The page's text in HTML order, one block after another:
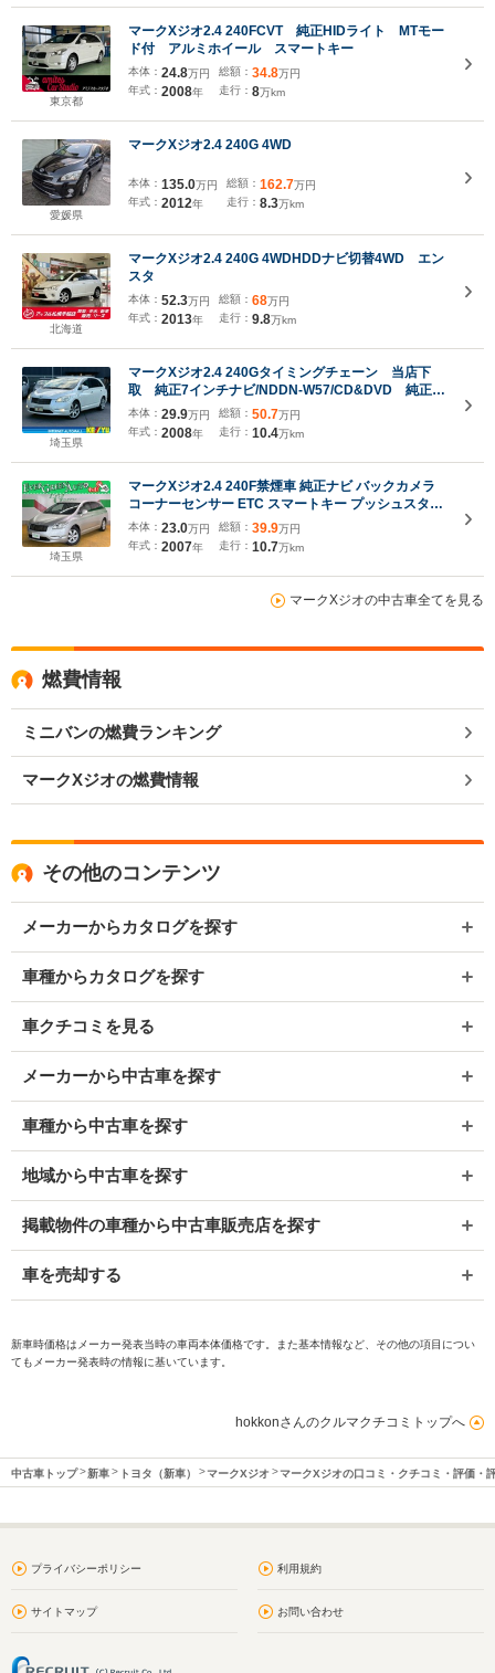
東京都
マークXジオ2.4 240FCVT 純正HIDライト MTモー
ド付 アルミホイール スマートキー
本体： 24.8万円
年式： 2008年
総額： 34.8万円
走行： 8万km
愛媛県
マークXジオ2.4 240G 4WD
本体： 135.0万円
年式： 2012年
総額： 162.7万円
走行： 8.3万km
北海道
マークXジオ2.4 240G 4WDHDDナビ切替4WD エン
スタ
本体： 52.3万円
年式： 2013年
総額： 68万円
走行： 9.8万km
埼玉県
マークXジオ2.4 240Gタイミングチェーン 当店下
取 純正7インチナビ/NDDN-W57/CD&DVD 純正18
インチアルミ/PRACTIVA/2025年製夏タイヤ 記録
簿 保証書 電動シート スペアキー プライバシー
ガラス
本体： 29.9万円
年式： 2008年
総額： 50.7万円
走行： 10.4万km
埼玉県
マークXジオ2.4 240F禁煙車 純正ナビ バックカメラ
コーナーセンサー ETC スマートキー プッシュスター
ト HIDヘッドライト フォグランプ 横滑り防止装置 MT
モード付AT 革巻ステアリング 純正16インチアルミホ
イール DVD再生 CD
本体： 23.0万円
年式： 2007年
総額： 39.9万円
走行： 10.7万km
マークXジオの中古車全てを見る
燃費情報
ミニバンの燃費ランキング
マークXジオの燃費情報
その他のコンテンツ
メーカーからカタログを探す
車種からカタログを探す
車クチコミを見る
メーカーから中古車を探す
車種から中古車を探す
地域から中古車を探す
掲載物件の車種から中古車販売店を探す
車を売却する
新車時価格はメーカー発表当時の車両本体価格です。また基本情報など、その他の項目につい
てもメーカー発表時の情報に基いています。
hokkonさんのクルマクチコミトップへ
中古車トップ 新車 トヨタ（新車） マークXジオ マークXジオの口コミ・クチコミ・評価・
プライバシーポリシー 利用規約
サイトマップ お問い合わせ